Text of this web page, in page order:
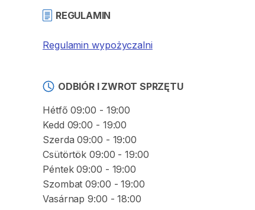
REGULAMIN
Regulamin wypożyczalni
ODBIÓR I ZWROT SPRZĘTU
Hétfő 09:00 - 19:00
Kedd 09:00 - 19:00
Szerda 09:00 - 19:00
Csütörtök 09:00 - 19:00
Péntek 09:00 - 19:00
Szombat 09:00 - 19:00
Vasárnap 9:00 - 18:00